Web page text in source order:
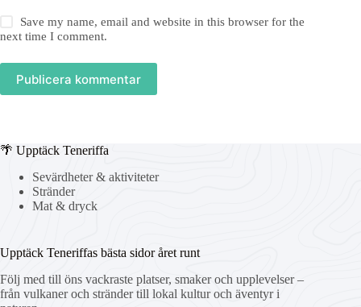
Save my name, email and website in this browser for the
next time I comment.
Publicera kommentar
🌴 Upptäck Teneriffa
Sevärdheter & aktiviteter
Stränder
Mat & dryck
Upptäck Teneriffas bästa sidor året runt
Följ med till öns vackraste platser, smaker och upplevelser –
från vulkaner och stränder till lokal kultur och äventyr i